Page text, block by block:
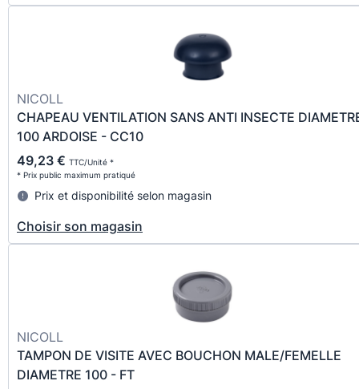
NICOLL
CHAPEAU VENTILATION SANS ANTI INSECTE
100 ARDOISE - CC10
49,23 € TTC/Unité *
* Prix public maximum pratiqué
Prix et disponibilité selon magasin
Choisir son magasin
NICOLL
TAMPON DE VISITE AVEC BOUCHON MALE/FEMELLE
DIAMETRE 100 - FT